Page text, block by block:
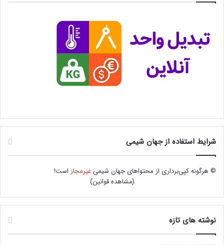
شرایط استفاده از جهان شیمی
© هرگونه کپی‌برداری از محتواهای جهان شیمیغیرمجاز است!
(مشاهده قوانین)
نوشته های تازه